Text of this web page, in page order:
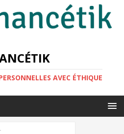
AVEC ÉTHIQUE